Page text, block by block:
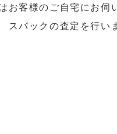
お客様のご自宅にお伺
スバックの査定を行い